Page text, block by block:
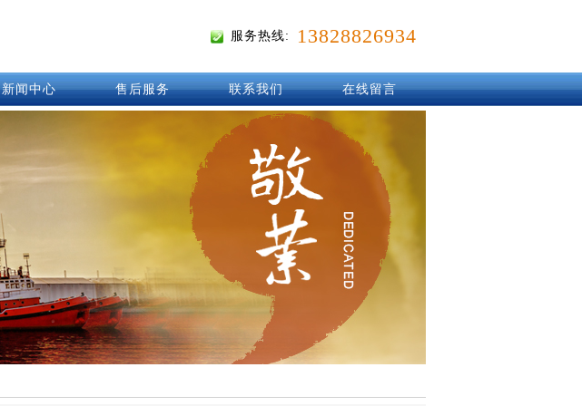
服务热线: 13828826934
新闻中心 售后服务 联系我们 在线留言